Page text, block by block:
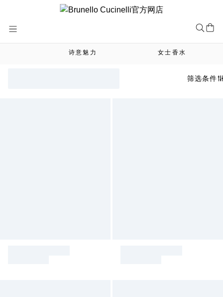
Content
诗意魅力 女士香水
筛选条件